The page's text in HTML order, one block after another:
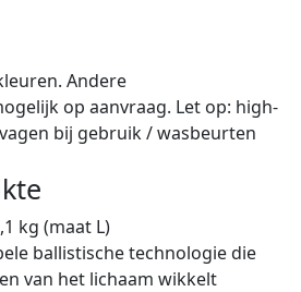
Andere
op aanvraag. Let op: high-
bij gebruik / wasbeurten
kg (maat L)
ballistische technologie die
van het lichaam wikkelt